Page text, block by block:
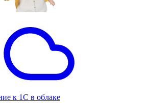
к 1С в облаке